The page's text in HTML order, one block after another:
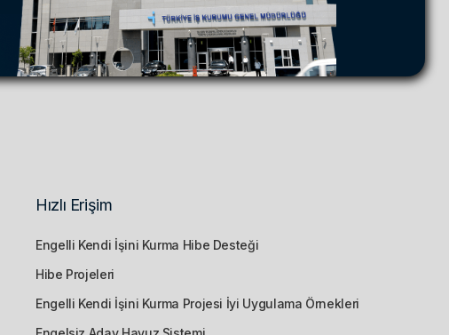
Hızlı Erişim
Engelli Kendi İşini Kurma Hibe Desteği
Hibe Projeleri
Engelli Kendi İşini Kurma Projesi İyi Uygulama Örnekleri